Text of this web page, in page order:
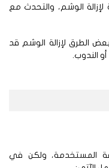
الوشم، والتحدث مع
لإزالة الوشم قد
ولكن في